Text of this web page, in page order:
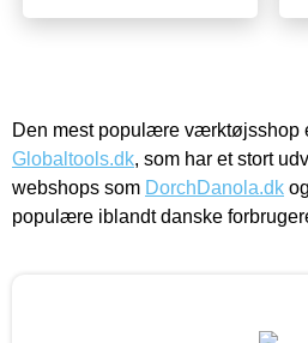
Den mest populære værktøjsshop
Globaltools.dk, som har et stort
webshops som DorchDanola.dk og
populære iblandt danske